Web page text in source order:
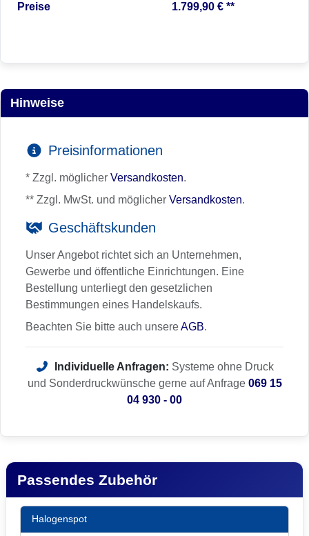
Preise 1.799,90 € **
Hinweise
Preisinformationen
* Zzgl. möglicher Versandkosten.
** Zzgl. MwSt. und möglicher Versandkosten.
Geschäftskunden
Unser Angebot richtet sich an Unternehmen,
Gewerbe und öffentliche Einrichtungen. Eine
Bestellung unterliegt den gesetzlichen
Bestimmungen eines Handelskaufs.
Beachten Sie bitte auch unsereAGB.
Individuelle Anfragen: Systeme ohne Druck
und Sonderdruckwünsche gerne auf Anfrage 069 15
04 930 - 00
Passendes Zubehör
Halogenspot